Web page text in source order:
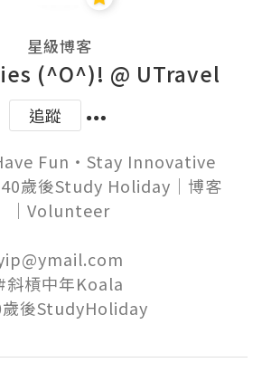
星級博客
(^O^)! @ UTravel
追蹤
Fun‧Stay Innovative
歲後Study Holiday│博客
│Volunteer
斜槓中年Koala